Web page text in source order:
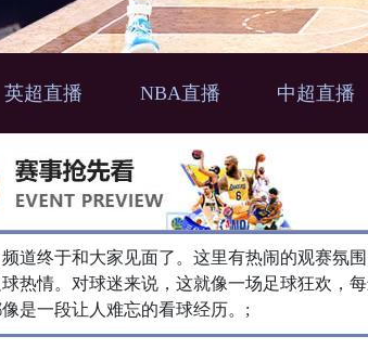
英超直播 NBA直播 中超直播
道终于和大家见面了。这里有热闹的观赛氛
热情。对球迷来说，这就像一场足球狂欢，
是一段让人难忘的看球经历。;